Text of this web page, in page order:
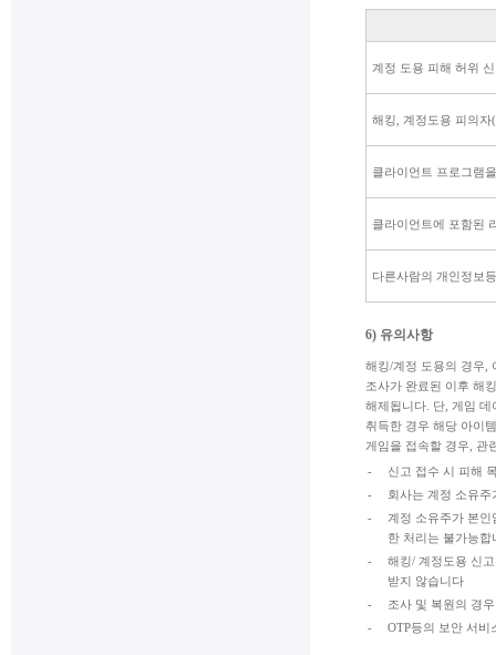
계정 도용 피해 허위
해킹, 계정도용 피의
클라이언트 프로그램
클라이언트에 포함된
다른사람의 개인정보
6) 유의사항
해킹/계정 도용의 경우,
조사가 완료된 이후 해
해제됩니다. 단, 게임
취득한 경우 해당 아이
게임을 접속할 경우, 관
-
신고 접수 시 피해
-
회사는 계정 소유
-
계정 소유주가 본
한 처리는 불가능합
-
해킹/ 계정도용 신
받지 않습니다
-
조사 및 복원의 경
-
OTP등의 보안 서